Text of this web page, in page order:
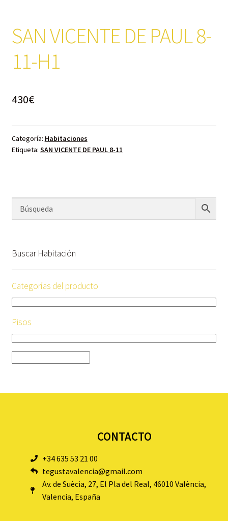
SAN VICENTE DE PAUL 8-
11-H1
430€
Categoría: Habitaciones
Etiqueta: SAN VICENTE DE PAUL 8-11
Buscar Habitación
Categorías del producto
Pisos
CONTACTO
+34 635 53 21 00
tegustavalencia@gmail.com
Av. de Suècia, 27, El Pla del Real, 46010 València,
Valencia, España